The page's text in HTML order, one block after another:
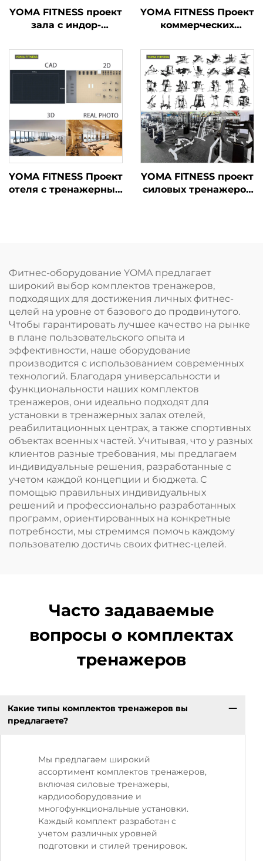
YOMA FITNESS проект
зала с индор-
велотренажерами
для фитнес-клуба —
комплексное
поддерживающее
обслуживание «под
ключ»
YOMA FITNESS Проект
коммерческих
комплексное
сопровождение «под
ключ»
YOMA FITNESS Проект
отеля с тренажерным
YOMA FITNESS проект
силовых тренажеров
Фитнес-оборудование YOMA предлагает
широкий выбор комплектов тренажеров,
подходящих для достижения личных фитнес-
целей на уровне от базового до продвинутого.
Чтобы гарантировать лучшее качество на рынке
в плане пользовательского опыта и
эффективности, наше оборудование
производится с использованием современных
технологий. Благодаря универсальности и
функциональности наших комплектов
тренажеров, они идеально подходят для
установки в тренажерных залах отелей,
реабилитационных центрах, а также спортивных
объектах военных частей. Учитывая, что у разных
клиентов разные требования, мы предлагаем
индивидуальные решения, разработанные с
учетом каждой концепции и бюджета. С
помощью правильных индивидуальных
решений и профессионально разработанных
программ, ориентированных на конкретные
потребности, мы стремимся помочь каждому
пользователю достичь своих фитнес-целей.
Часто задаваемые
вопросы о комплектах
тренажеров
Какие типы комплектов тренажеров вы
предлагаете?
Мы предлагаем широкий
ассортимент комплектов тренажеров,
включая силовые тренажеры,
кардиооборудование и
многофункциональные установки.
Каждый комплект разработан с
учетом различных уровней
подготовки и стилей тренировок.